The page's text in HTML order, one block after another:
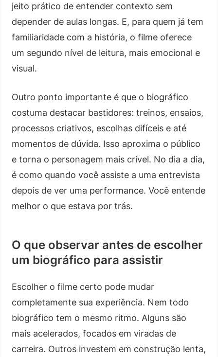
jeito prático de entender contexto sem
depender de aulas longas. E, para quem já tem
familiaridade com a história, o filme oferece
um segundo nível de leitura, mais emocional e
visual.
Outro ponto importante é que o biográfico
costuma destacar bastidores: treinos, ensaios,
processos criativos, escolhas difíceis e até
momentos de dúvida. Isso aproxima o público
e torna o personagem mais crível. No dia a dia,
é como quando você assiste a uma entrevista
depois de ver uma performance. Você entende
melhor o que estava por trás.
O que observar antes de escolher
um biográfico para assistir
Escolher o filme certo pode mudar
completamente sua experiência. Nem todo
biográfico tem o mesmo ritmo. Alguns são
mais acelerados, focados em viradas de
carreira. Outros investem em construção lenta,